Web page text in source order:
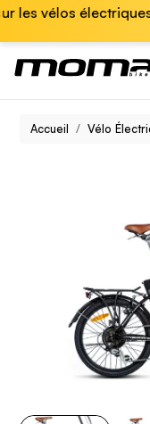
électriques
Accueil Vélo